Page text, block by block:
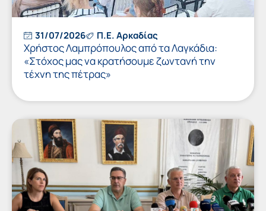
31/07/2026 Π.Ε. Αρκαδίας
Χρήστος Λαμπρόπουλος από τα Λαγκάδια:
«Στόχος μας να κρατήσουμε ζωντανή την
τέχνη της πέτρας»